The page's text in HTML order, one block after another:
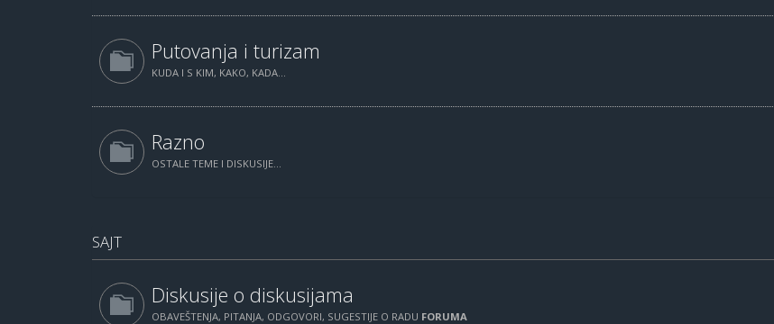
Putovanja i turizam
KUDA I S KIM, KAKO, KADA...
Razno
OSTALE TEME I DISKUSIJE...
SAJT
Diskusije o diskusijama
OBAVEŠTENJA, PITANJA, ODGOVORI, SUGESTIJE O RADU FORUMA